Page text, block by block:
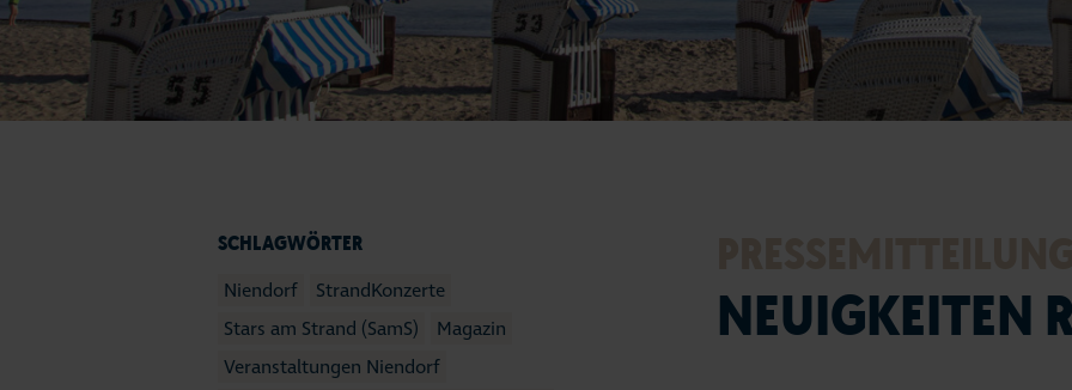
SCHLAGWÖRTER
Niendorf
StrandKonzerte
Stars am Strand (SamS)
Magazin
Veranstaltungen Niendorf
NEUIGKEITEN